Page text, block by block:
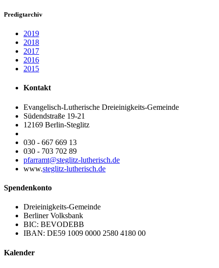
Predigtarchiv
2019
2018
2017
2016
2015
Kontakt
Evangelisch-Lutherische Dreieinigkeits-Gemeinde
Südendstraße 19-21
12169 Berlin-Steglitz
030 - 667 669 13
030 - 703 702 89
pfarramt@steglitz-lutherisch.de
www.steglitz-lutherisch.de
Spendenkonto
Dreieinigkeits-Gemeinde
Berliner Volksbank
BIC: BEVODEBB
IBAN: DE59 1009 0000 2580 4180 00
Kalender